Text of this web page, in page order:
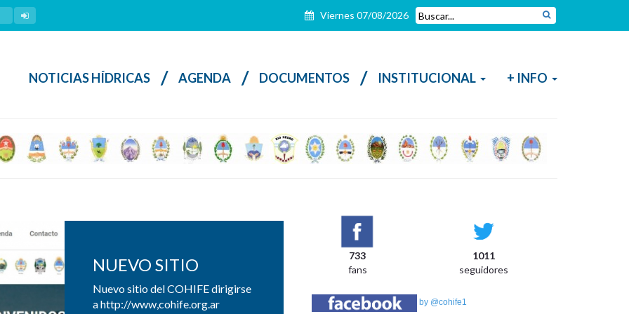
Viernes 07/08/2026
NOTICIAS HÍDRICAS / AGENDA / DOCUMENTOS / INSTITUCIONAL + INFO
NUEVO SITIO
Nuevo sitio del COHIFE dirigirse
a http://www,cohife.org.ar
733
1011
fans
seguidores
by @cohife1